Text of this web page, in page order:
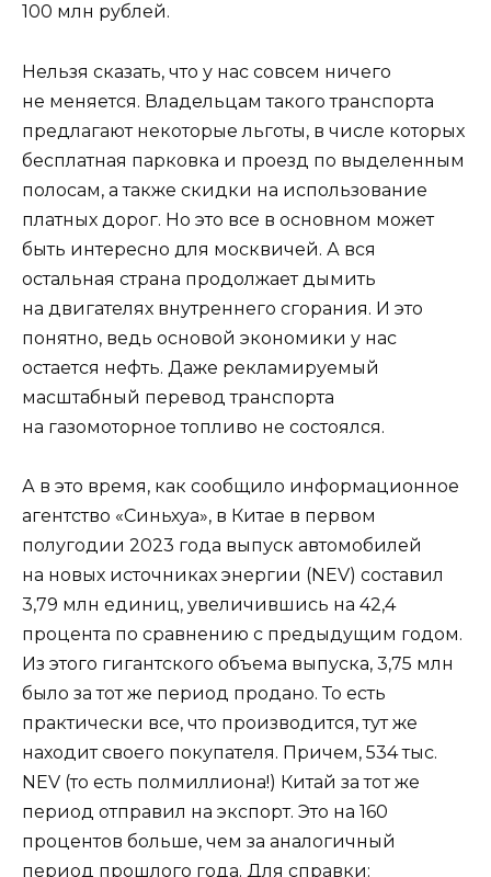
100 млн рублей.
Нельзя сказать, что у нас совсем ничего
не меняется. Владельцам такого транспорта
предлагают некоторые льготы, в числе которых
бесплатная парковка и проезд по выделенным
полосам, а также скидки на использование
платных дорог. Но это все в основном может
быть интересно для москвичей. А вся
остальная страна продолжает дымить
на двигателях внутреннего сгорания. И это
понятно, ведь основой экономики у нас
остается нефть. Даже рекламируемый
масштабный перевод транспорта
на газомоторное топливо не состоялся.
А в это время, как сообщило информационное
агентство «Синьхуа», в Китае в первом
полугодии 2023 года выпуск автомобилей
на новых источниках энергии (NEV) составил
3,79 млн единиц, увеличившись на 42,4
процента по сравнению с предыдущим годом.
Из этого гигантского объема выпуска, 3,75 млн
было за тот же период продано. То есть
практически все, что производится, тут же
находит своего покупателя. Причем, 534 тыс.
NEV (то есть полмиллиона!) Китай за тот же
период отправил на экспорт. Это на 160
процентов больше, чем за аналогичный
период прошлого года. Для справки: